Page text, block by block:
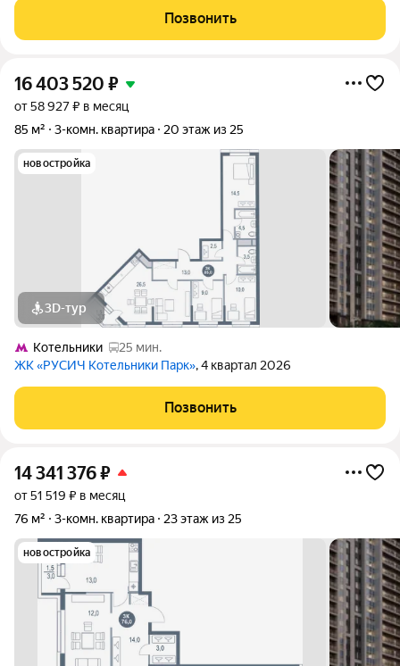
Позвонить
16 403 520 ₽
от 58 927 ₽ в месяц
85 м²
3-комн. квартира 20 этаж из 25
новостройка
3D-тур
Котельники
25 мин.
ЖК «РУСИЧ Котельники Парк», 4 квартал 2026
Позвонить
14 341 376₽
от 51 519 ₽ в месяц
76 м²
3-комн. квартира 23 этаж из 25
новостройка